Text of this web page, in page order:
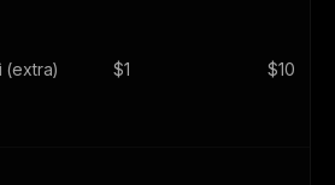
(extra) $1 $10